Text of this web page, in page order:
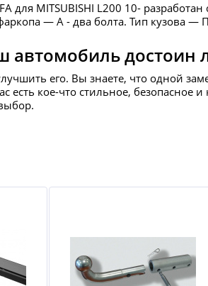
для MITSUBISHI L200 10-
— А - два болта. Тип кузова —
автомобиль достоин
его. Вы знаете, что одной
есть кое-что стильное,